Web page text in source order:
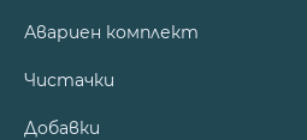
Авариен комплект
Чистачки
Добавки